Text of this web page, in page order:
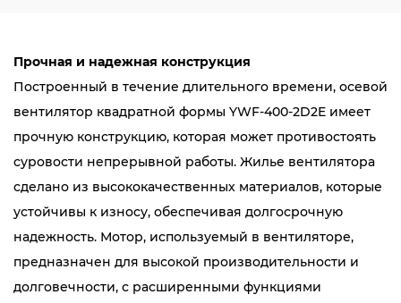
Прочная и надежная конструкция
Построенный в течение длительного времени, осевой
вентилятор квадратной формы YWF-400-2D2E имеет
прочную конструкцию, которая может противостоять
суровости непрерывной работы. Жилье вентилятора
сделано из высококачественных материалов, которые
устойчивы к износу, обеспечивая долгосрочную
надежность. Мотор, используемый в вентиляторе,
предназначен для высокой производительности и
долговечности, с расширенными функциями